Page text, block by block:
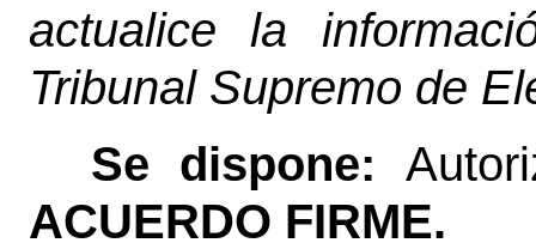
actualice la
Tribunal Supremo de
Se dispone:
ACUERDO FIRME.